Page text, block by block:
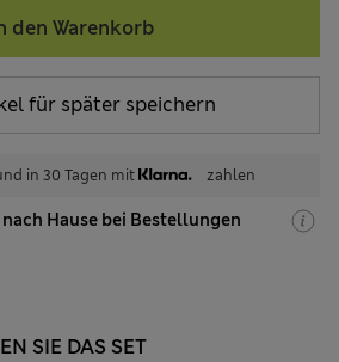
den Warenkorb
für später speichern
in 30 Tagen mit zahlen
Hause bei Bestellungen
SIE DAS SET